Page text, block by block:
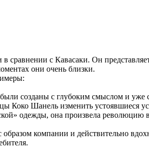
сравнении с Кавасаки. Он
они очень близки.
созданы с глубоким смыслом и уже
Коко Шанель изменить
одежды, она произвела революцию
компании и действительно